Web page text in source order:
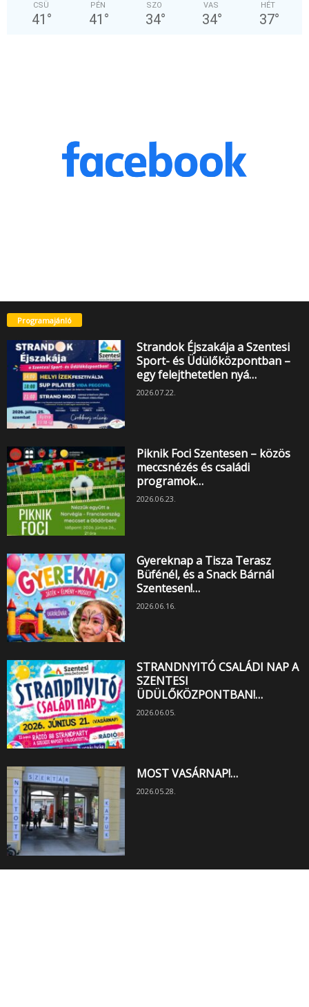
CSÜ
41 °
PÉN
41 °
SZO
34°
VAS
34°
HÉT
37°
Programajánló
Strandok Éjszakája a Szentesi
Sport- és Üdülőközpontban –
egy felejthetetlen nyá…
2026.07.22.
Piknik Foci Szentesen – közös
meccsnézés és családi
programok…
2026.06.23.
Gyereknap a Tisza Terasz
Büfénél, és a Snack Bárnál
Szentesen!…
2026.06.16.
STRANDNYITÓ CSALÁDI NAP A
SZENTESI
ÜDÜLŐKÖZPONTBAN!…
2026.06.05.
MOST VASÁRNAP!…
2026.05.28.